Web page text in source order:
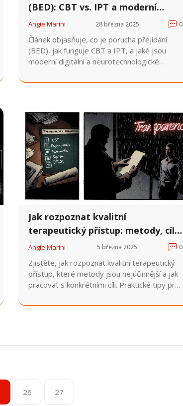
(BED): CBT vs. IPT a moderní
přístupy
Angie Marini 28 března 2025 0
Článek objasňuje, co je porucha přejídání
(BED), jak funguje CBT a IPT, a jaké jsou
moderní digitální a neurotechnologické
Jak rozpoznat kvalitní
terapeutický přístup: metody, cíle
a výběr terapeuta
Angie Marini 5 března 2025 0
Zjistěte, jak rozpoznat kvalitní terapeutický
přístup, které metody jsou nejúčinnější a jak
pracovat s konkrétními cíli. Praktické tipy pro
26 27